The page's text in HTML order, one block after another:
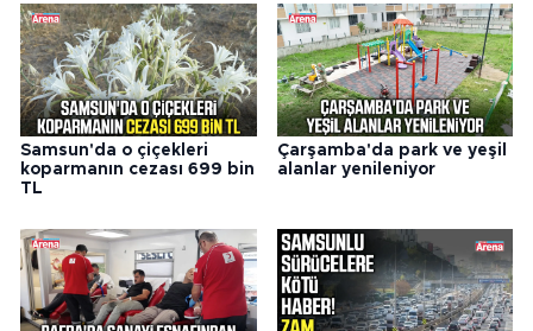
Samsun'da o çiçekleri
koparmanın cezası 699 bin
TL
Çarşamba'da park ve yeşil
alanlar yenileniyor